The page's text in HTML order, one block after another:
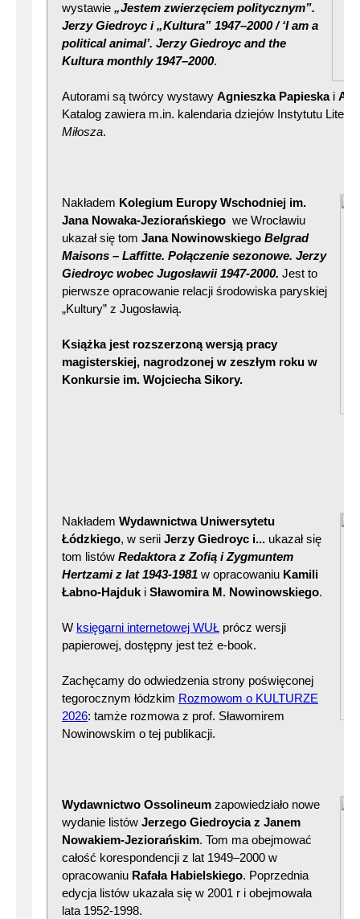
wystawie „Jestem zwierzęciem politycznym”.
JerzyGiedroyc i „Kultura” 1947–2000 / ‘I am a
political animal’. Jerzy Giedroyc and the
Kultura monthly 1947–2000.
Autorami są twórcy wystawy Agnieszka Papieskai
Katalog zawiera m.in. kalendaria dziejów Instytutu
Miłosza.
Nakładem Kolegium Europy Wschodniej im.
Jana Nowaka-Jeziorańskiego we Wrocławiu
ukazał się tom Jana Nowinowskiego Belgrad
Maisons – Laffitte. Połączenie sezonowe. Jerzy
Giedroyc wobec Jugosławii 1947-2000. Jest to
pierwsze opracowanie relacji środowiska paryskiej
„Kultury” z Jugosławią.
Książka jest rozszerzoną wersją pracy
magisterskiej, nagrodzonej w zeszłym roku w
Konkursie im. Wojciecha Sikory.
Nakładem Wydawnictwa Uniwersytetu
Łódzkiego, w serii Jerzy Giedroyc i... ukazał się
tom listów Redaktora z Zofią i Zygmuntem
Hertzami z lat 1943-1981 w opracowaniu Kamili
Łabno-Hajduk i Sławomira M. Nowinowskiego.
W księgarni internetowej WUŁ prócz wersji
papierowej, dostępny jest też e-book.
Zachęcamy do odwiedzenia strony poświęconej
tegorocznym łódzkim Rozmowom o KULTURZE
2026: tamże rozmowa z prof. Sławomirem
Nowinowskim o tej publikacji.
Wydawnictwo Ossolineum zapowiedziało nowe
wydanie listów Jerzego Giedroycia z Janem
Nowakiem-Jeziorańskim. Tom ma obejmować
całość korespondencji z lat 1949–2000 w
opracowaniu Rafała Habielskiego. Poprzednia
edycja listów ukazała się w 2001 r i obejmowała
lata 1952-1998.